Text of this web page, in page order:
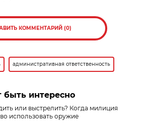
КОММЕНТАРИЙ (0)
административная ответственность
интересно
или выстрелить? Когда милиция
использовать оружие